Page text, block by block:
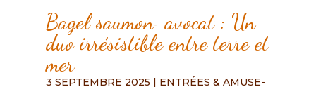
Bagel saumon-avocat : Un
duo irrésistible entre terre et
mer
3 SEPTEMBRE 2025
ENTRÉES & AMUSE-